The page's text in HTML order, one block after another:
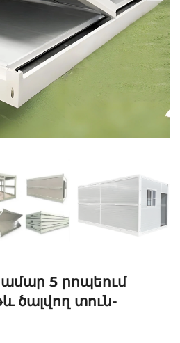
5 րոպեում
ծալվող տուն-